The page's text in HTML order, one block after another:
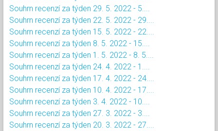
Souhrn recenzí za týden 29. 5. 2022 - 5....
Souhrn recenzí za týden 22. 5. 2022 - 29....
Souhrn recenzí za týden 15. 5. 2022 - 22....
Souhrn recenzí za týden 8. 5. 2022 - 15....
Souhrn recenzí za týden 1. 5. 2022 - 8. 5....
Souhrn recenzí za týden 24. 4. 2022 - 1....
Souhrn recenzí za týden 17. 4. 2022 - 24....
Souhrn recenzí za týden 10. 4. 2022 - 17....
Souhrn recenzí za týden 3. 4. 2022 - 10....
Souhrn recenzí za týden 27. 3. 2022 - 3....
Souhrn recenzí za týden 20. 3. 2022 - 27....